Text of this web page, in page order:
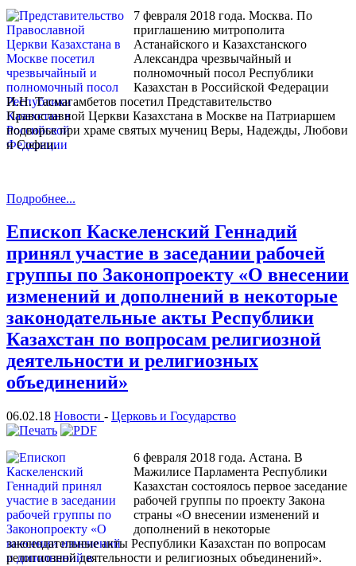
7 февраля 2018 года. Москва. По
приглашению митрополита
Астанайского и Казахстанского
Александра чрезвычайный и
полномочный посол Республики
Казахстан в Российской Федерации
И.Н. Тасмагамбетов посетил Представительство
Православной Церкви Казахстана в Москве на Патриаршем
подворье при храме святых мучениц Веры, Надежды, Любови
и Софии.
Подробнее...
Епископ Каскеленский Геннадий
принял участие в заседании рабочей
группы по Законопроекту «О внесении
изменений и дополнений в некоторые
законодательные акты Республики
Казахстан по вопросам религиозной
деятельности и религиозных
объединений»
06.02.18 Новости - Церковь и Государство
6 февраля 2018 года. Астана. В
Мажилисе Парламента Республики
Казахстан состоялось первое заседание
рабочей группы по проекту Закона
страны «О внесении изменений и
дополнений в некоторые
законодательные акты Республики Казахстан по вопросам
религиозной деятельности и религиозных объединений».